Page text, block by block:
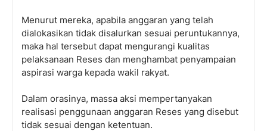
Menurut mereka, apabila anggaran yang telah
dialokasikan tidak disalurkan sesuai peruntukannya,
maka hal tersebut dapat mengurangi kualitas
pelaksanaan Reses dan menghambat penyampaian
aspirasi warga kepada wakil rakyat.
Dalam orasinya, massa aksi mempertanyakan
realisasi penggunaan anggaran Reses yang disebut
tidak sesuai dengan ketentuan.